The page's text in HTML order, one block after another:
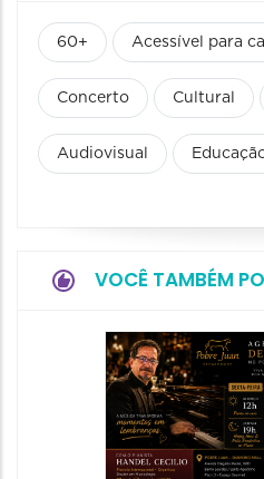
60+ Acessível para
Concerto Cultural
Audiovisual
VOCÊ TAMBÉM